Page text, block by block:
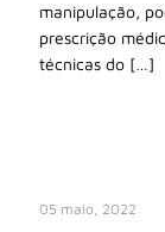
manipulação,
prescrição
técnicas do […]
05 maio, 2022